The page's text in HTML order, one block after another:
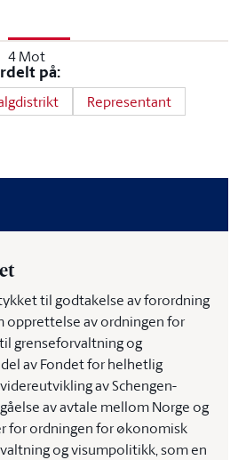
4Mot
på:
Representant
til godtakelse av forordning
opprettelse av ordningen for
grenseforvaltning og
av Fondet for helhetlig
av Schengen-
av avtale mellom Norge og
for ordningen for økonomisk
og visumpolitikk, som en